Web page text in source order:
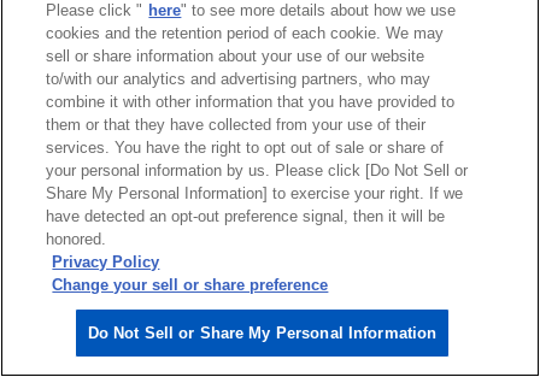
サイトマップ 商標について
利用規程
リンクについて
個人情報保護方針
クッキーポリシー
Do Not Sell or Share My Personal Information
ソーシャルメディアポリシー
安川電機公式ソーシャルメディアアカウント
Copyright © 2003‐2026 YASKAWA ELECTRIC CORPORATION.
Please click " here" to see more details about how we use
cookies and the retention period of each cookie. We may
sell or share information about your use of our website
to/with our analytics and advertising partners, who may
combine it with other information that you have provided to
them or that they have collected from your use of their
services. You have the right to opt out of sale or share of
your personal information by us. Please click [Do Not Sell or
Share My Personal Information] to exercise your right. If we
have detected an opt-out preference signal, then it will be
honored.
Privacy Policy
Change your sell or share preference
Do Not Sell or Share My Personal Information